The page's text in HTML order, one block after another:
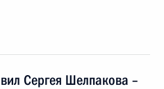
Сергея Шелпакова –